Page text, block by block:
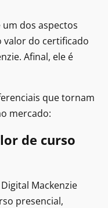
dos aspectos
valor do certificado
Afinal, ele é
que tornam
mercado:
de curso
Mackenzie
presencial,